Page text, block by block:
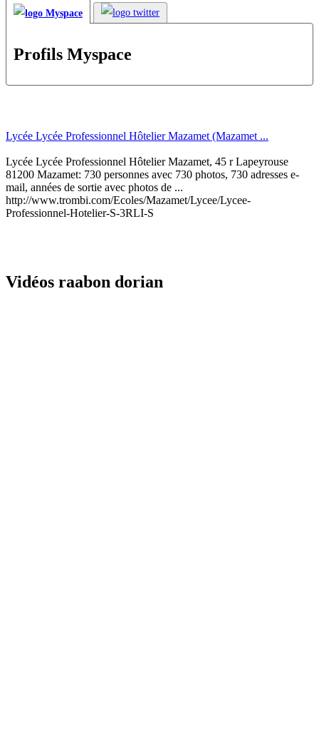
Profils Myspace
Lycée Lycée Professionnel Hôtelier Mazamet (Mazamet ...
Lycée Lycée Professionnel Hôtelier Mazamet, 45 r Lapeyrouse
81200 Mazamet: 730 personnes avec 730 photos, 730 adresses e-
mail, années de sortie avec photos de ...
http://www.trombi.com/Ecoles/Mazamet/Lycee/Lycee-
Professionnel-Hotelier-S-3RLI-S
Vidéos raabon dorian